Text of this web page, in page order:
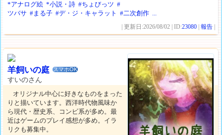
*アナログ絵 *小説・詩 #ちょびっツ #
ツバサ #まる子 #デ・ジ・キャラット #二次創作 ...
| 更新日:2026/08/02 | ID:23080 |報告
羊飼いの庭 スマホOK
すいのさん
オリジナル中心に好きなものをまった
りと描いています。西洋時代物風味か
ら現代・歴史系、コンビ系が多め。最
近はゲームのプレイ感想が多め。イラ
リクも募集中。